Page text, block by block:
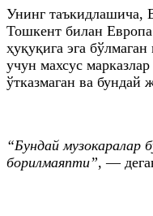
Унинг таъкидлашича,
Тошкент билан
ҳуқуқига эга
учун махсус
ўтказмаган ва бундай
“Бундай музокаралар
борилмаяпти”, —